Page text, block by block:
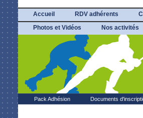
Accueil RDV adhérents
Photos et Vidéos
Nos activités
Pack Adhésion Documents